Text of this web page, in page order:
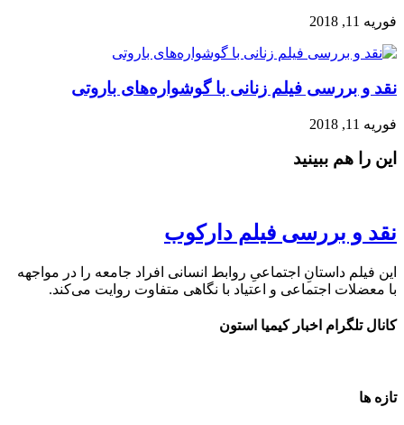
فوریه 11, 2018
نقد و بررسی فیلم زنانی با گوشواره‌های باروتی
فوریه 11, 2018
این را هم ببینید
نقد و بررسی فیلم دارکوب
این فیلم داستانِ اجتماعیِ روابط انسانی افراد جامعه را در مواجهه
با معضلات اجتماعی و اعتیاد با نگاهی متفاوت روایت می‌کند.
کانال تلگرام اخبار کیمیا استون
تازه ها